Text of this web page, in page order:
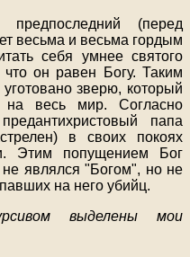
(перед
весьма и весьма гордым
себя умнее святого
он равен Богу. Таким
зверю, который
на весь мир. Согласно
папа
в своих покоях
Этим попущением Бог
не являлся "Богом", но не
на него убийц.
выделены мои